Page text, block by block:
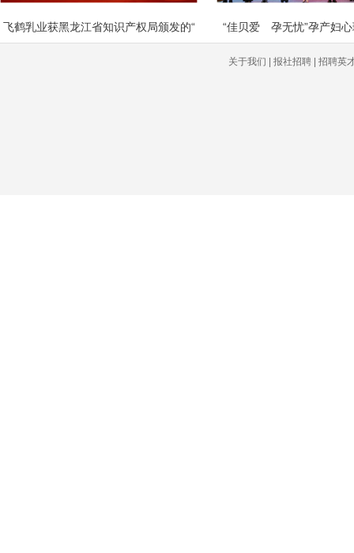
飞鹤乳业获黑龙江省知识产权局颁发的“ “佳贝爱 孕无忧”孕产妇
关于我们 | 报社招聘 | 招聘英